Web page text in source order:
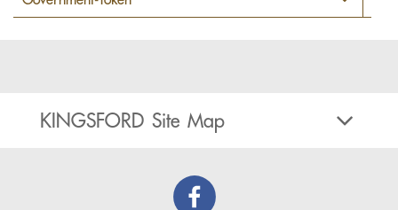
KINGSFORD Site Map